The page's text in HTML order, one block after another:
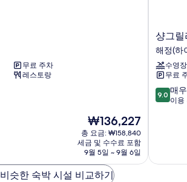
무료 주차
레스토랑
현
재
요
금
₩136,227
₩136,227
총 요금: ₩158,840
세금 및 수수료 포함
9월 5일 ~ 9월 6일
샹
그
릴
라
베
이
징
샹그릴
해정(하
수영장
무료
10
점
매
9.0 매
이용
비슷한 숙박 시설 비교하기